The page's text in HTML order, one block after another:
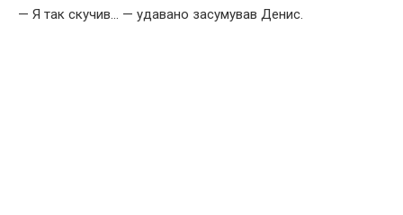
— Я так скучив… — удавано засумував Денис.